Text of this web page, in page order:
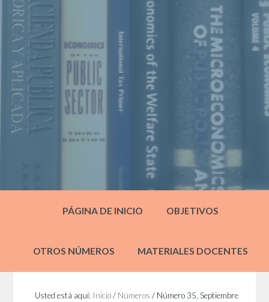
PÁGINA DE INICIO OBJETIVOS
OTROS NÚMEROS MATERIALES DOCENTES
Usted está aquí: Inicio / Números / Número 35, Septiembre